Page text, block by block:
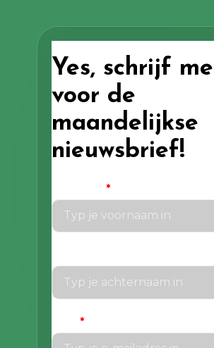
Yes, schrijf
voor de
maandelijkse
nieuwsbrief!
*
*